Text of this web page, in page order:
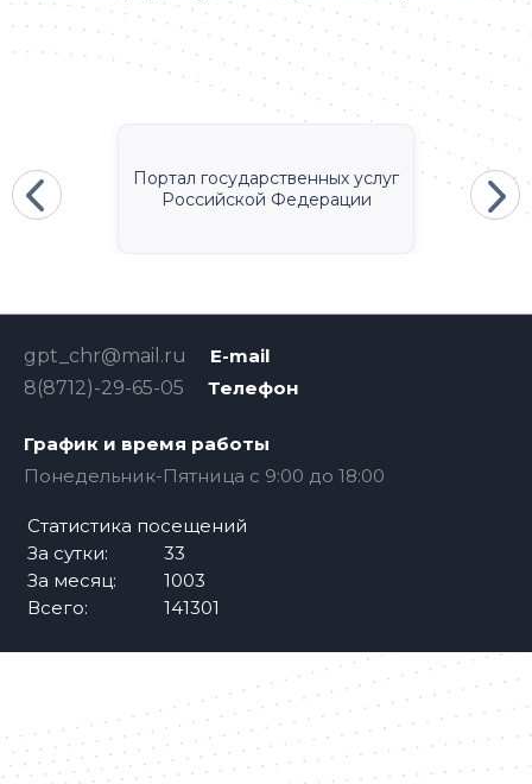
Портал государственных услуг
Российской Федерации
E-mail
gpt_chr@mail.ru
Телефон
8(8712)-29-65-05
График и время работы
Понедельник-Пятница с 9:00 до 18:00
Статистика посещений
За сутки:
33
За месяц:
1003
Всего:
141301